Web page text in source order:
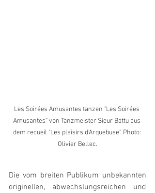
Les Soirées Amusantes tanzen "Les Soirées
Amusantes" von Tanzmeister Sieur Battu aus
dem recueil "Les plaisirs d'Arquebuse". Photo:
Olivier Bellec.
Die vom breiten Publikum unbekannten
originellen, abwechslungsreichen und